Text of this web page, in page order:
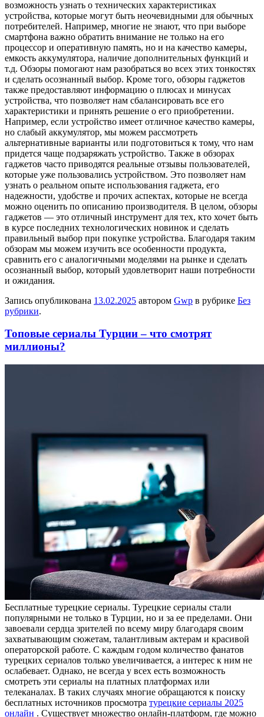
возможность узнать о технических характеристиках
устройства, которые могут быть неочевидными для обычных
потребителей. Например, многие не знают, что при выборе
смартфона важно обратить внимание не только на его
процессор и оперативную память, но и на качество камеры,
емкость аккумулятора, наличие дополнительных функций и
т.д. Обзоры помогают нам разобраться во всех этих тонкостях
и сделать осознанный выбор. Кроме того, обзоры гаджетов
также предоставляют информацию о плюсах и минусах
устройства, что позволяет нам сбалансировать все его
характеристики и принять решение о его приобретении.
Например, если устройство имеет отличное качество камеры,
но слабый аккумулятор, мы можем рассмотреть
альтернативные варианты или подготовиться к тому, что нам
придется чаще подзаряжать устройство. Также в обзорах
гаджетов часто приводятся реальные отзывы пользователей,
которые уже пользовались устройством. Это позволяет нам
узнать о реальном опыте использования гаджета, его
надежности, удобстве и прочих аспектах, которые не всегда
можно оценить по описанию производителя. В целом, обзоры
гаджетов — это отличный инструмент для тех, кто хочет быть
в курсе последних технологических новинок и сделать
правильный выбор при покупке устройства. Благодаря таким
обзорам мы можем изучить все особенности продукта,
сравнить его с аналогичными моделями на рынке и сделать
осознанный выбор, который удовлетворит наши потребности
и ожидания.
Запись опубликована 13.02.2025 автором Gwp в рубрике Без
рубрики.
Топовые сериалы Турции – что смотрят
миллионы?
Бeсплaтныe турeцкиe сeриaлы. Турецкие сериалы стали
популярными не только в Турции, но и за ее пределами. Они
завоевали сердца зрителей по всему миру благодаря своим
захватывающим сюжетам, талантливым актерам и красивой
операторской работе. С каждым годом количество фанатов
турецких сериалов только увеличивается, а интерес к ним не
ослабевает. Однако, не всегда у всех есть возможность
смотреть эти сериалы на платных платформах или
телеканалах. В таких случаях многие обращаются к поиску
бесплатных источников просмотра турецкие сериалы 2025
онлайн . Существует множество онлайн-платформ, где можно